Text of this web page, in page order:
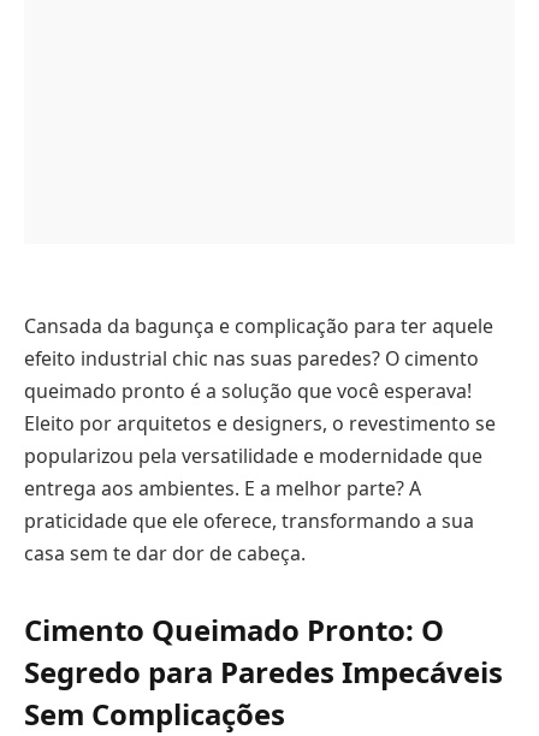
Cansada da bagunça e complicação para ter aquele
efeito industrial chic nas suas paredes? O cimento
queimado pronto é a solução que você esperava!
Eleito por arquitetos e designers, o revestimento se
popularizou pela versatilidade e modernidade que
entrega aos ambientes. E a melhor parte? A
praticidade que ele oferece, transformando a sua
casa sem te dar dor de cabeça.
Cimento Queimado Pronto: O
Segredo para Paredes Impecáveis
Sem Complicações